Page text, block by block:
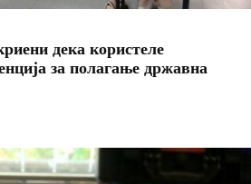
дека користеле
за полагање државна